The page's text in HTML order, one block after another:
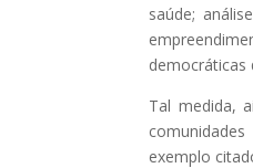
saúde;
democráticas
Tal medida,
exemplo